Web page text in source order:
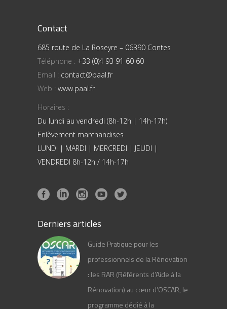
Contact
685 route de La Roseyre – 06390 Contes
Téléphone : +33 (0)4 93 91 60 60
Email : contact@paal.fr
Web : www.paal.fr
Horaires :
Du lundi au vendredi (8h-12h | 14h-17h)
Enlèvement marchandises
LUNDI | MARDI | MERCREDI | JEUDI |
VENDREDI 8h-12h / 14h-17h
Derniers articles
Guide Pratique pour les
professionnels de la Rénovation
: les RAR (Référents d’Aide à la
Rénovation) au cœur d’OSCAR, le
programme dédié à la